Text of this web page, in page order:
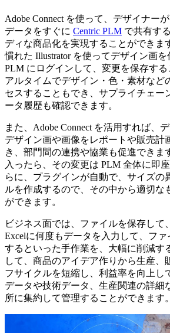
Adobe Connect を使って、デザイナー
データをすぐに Centric PLM で共有す
ディな商品化を実現することができま
慣れた Illustrator を使ってデザイン画を
PLM にログインして、変更を保存する
アルタイムでデザイン・色・素材など
セスすることもでき、サプライチェー
ータ履歴も確認できます。
また、Adobe Connect を活用すれば、
デザイン画や画像をレポートや販売計
き、部門間の連携や協業も促進できま
入ったら、その変更は PLM 全体に即
らに、プラグインが自動で、サイズの
ルを作成するので、その中から適切な
ができます。
ビジネス面では、ファイルを保存して
Excelに何度もデータを入力して、ファ
するといった手作業を、大幅に削減す
して、商品のアイデア作りから生産、
フサイクルを短縮し、利益率を向上し
データや技術データ、生産関連の詳細
所に集約して管理することができます。